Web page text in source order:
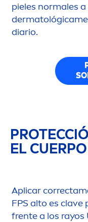
pieles normales
dermatológica
diario.
EL CUERPO
Aplicar correcta
FPS alto es
frente a los rayos